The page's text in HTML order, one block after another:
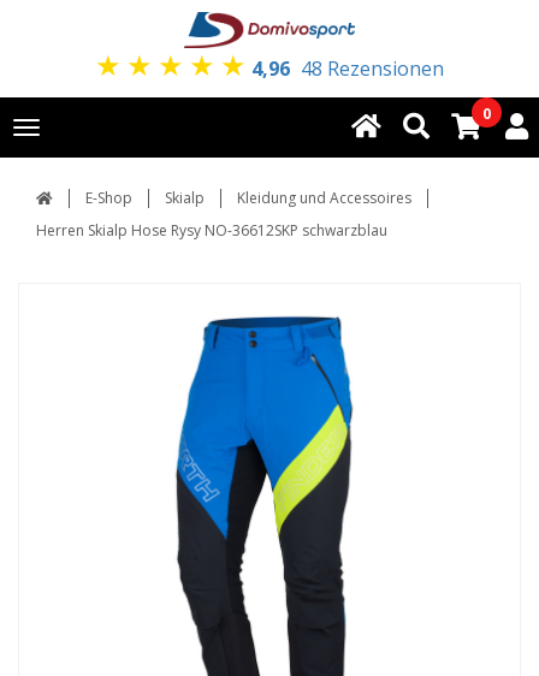
★ ★ ★ ★ ★ 4,96 48 Rezensionen
Toggle
navigation
0
E-Shop Skialp
Kleidung und Accessoires
Herren Skialp Hose Rysy NO-36612SKP schwarzblau